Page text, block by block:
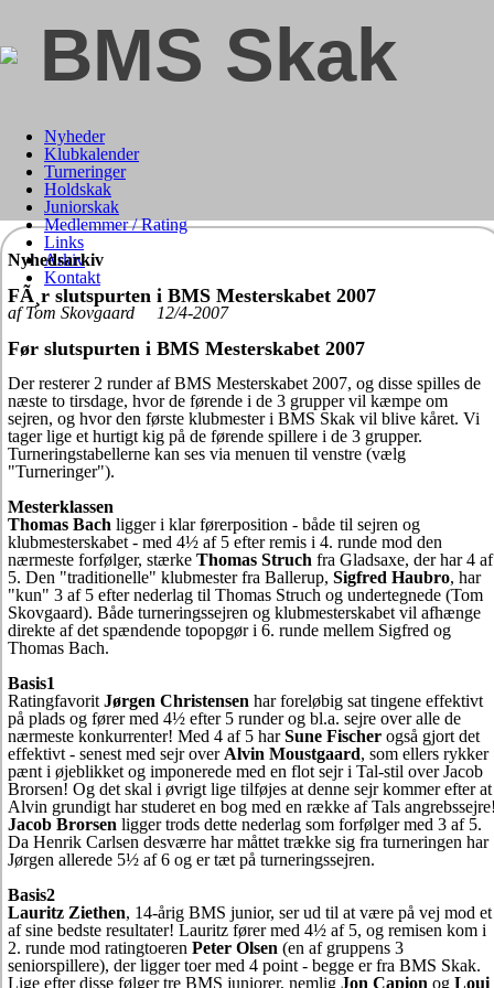
BMS Skak
Nyheder
Klubkalender
Turneringer
Holdskak
Juniorskak
Medlemmer / Rating
Links
Arkiv
Kontakt
Nyhedsarkiv
FÃ¸r slutspurten i BMS Mesterskabet 2007
af Tom Skovgaard 12/4-2007
Før slutspurten i BMS Mesterskabet 2007
Der resterer 2 runder af BMS Mesterskabet 2007, og disse spilles de
næste to tirsdage, hvor de førende i de 3 grupper vil kæmpe om
sejren, og hvor den første klubmester i BMS Skak vil blive kåret. Vi
tager lige et hurtigt kig på de førende spillere i de 3 grupper.
Turneringstabellerne kan ses via menuen til venstre (vælg
"Turneringer").
Mesterklassen
Thomas Bach ligger i klar førerposition - både til sejren og
klubmesterskabet - med 4½ af 5 efter remis i 4. runde mod den
nærmeste forfølger, stærke Thomas Struch fra Gladsaxe, der har 4 af
5. Den "traditionelle" klubmester fra Ballerup, Sigfred Haubro, har
"kun" 3 af 5 efter nederlag til Thomas Struch og undertegnede (Tom
Skovgaard). Både turneringssejren og klubmesterskabet vil afhænge
direkte af det spændende topopgør i 6. runde mellem Sigfred og
Thomas Bach.
Basis1
Ratingfavorit Jørgen Christensen har foreløbig sat tingene effektivt
på plads og fører med 4½ efter 5 runder og bl.a. sejre over alle de
nærmeste konkurrenter! Med 4 af 5 harSune Fischer også gjort det
effektivt - senest med sejr over Alvin Moustgaard, som ellers rykker
pænt i øjeblikket og imponerede med en flot sejr i Tal-stil over Jacob
Brorsen! Og det skal i øvrigt lige tilføjes at denne sejr kommer efter at
Alvin grundigt har studeret en bog med en række af Tals
Jacob Brorsen ligger trods dette nederlag som forfølger med 3 af 5.
Da Henrik Carlsen desværre har måttet trække sig fra turneringen har
Jørgen allerede 5½ af 6 og er tæt på turneringssejren.
Basis2
Lauritz Ziethen, 14-årig BMS junior, ser ud til at være på vej mod et
af sine bedste resultater! Lauritz fører med 4½ af 5, og remisen kom i
2. runde mod ratingtoeren Peter Olsen (en af gruppens 3
seniorspillere), der ligger toer med 4 point - begge er fra BMS Skak.
Lige efter disse følger tre BMS juniorer, nemlig Jon Capion og Loui